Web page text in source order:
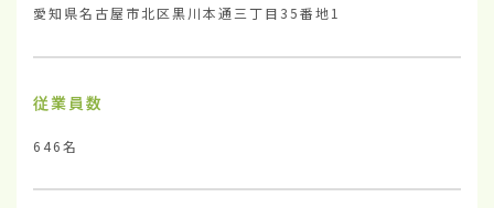
愛知県名古屋市北区黒川本通三丁目35番地1
従業員数
646名